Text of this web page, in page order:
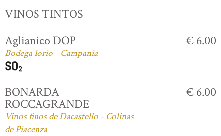
VINOS TINTOS
Aglianico DOP
Bodega Iorio - Campania
€ 6.00
BONARDA
ROCCAGRANDE
Vinos finos de Dacastello - Colinas
de Piacenza
€ 6.00